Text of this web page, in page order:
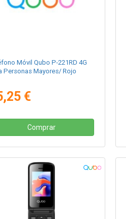
Móvil Qubo P-221RD 4G
Personas Mayores/ Rojo
€
Comprar